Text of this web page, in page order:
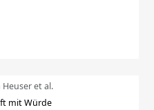
et al.
mit Würde